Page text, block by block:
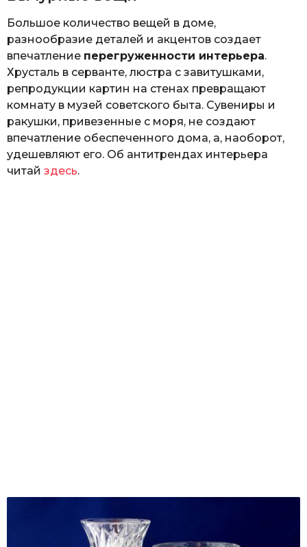
Большое количество вещей в доме,
разнообразие деталей и акцентов создает
впечатление перегруженности интерьера.
Хрусталь в серванте, люстра с завитушками,
репродукции картин на стенах превращают
комнату в музей советского быта. Сувениры и
ракушки, привезенные с моря, не создают
впечатление обеспеченного дома, а, наоборот,
удешевляют его. Об антитрендах интерьера
читай здесь.